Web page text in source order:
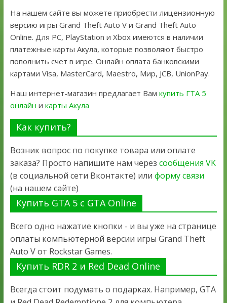
На нашем сайте вы можете приобрести лицензионную
версию игры Grand Theft Auto V и Grand Theft Auto
Online. Для PC, PlayStation и Xbox имеются в наличии
платежные карты Акула, которые позволяют быстро
пополнить счет в игре. Онлайн оплата банковскими
картами Visa, MasterCard, Maestro, Мир, JCB, UnionPay.
Наш интернет-магазин предлагает Вам купить ГТА 5
онлайн и карты Акула
Как купить?
Возник вопрос по покупке товара или оплате
заказа? Просто напишите нам через сообщения VK
(в социальной сети Вконтакте) или форму связи
(на нашем сайте)
Купить GTA 5 с GTA Online
Всего одно нажатие кнопки - и вы уже на странице
оплаты компьютерной версии игры Grand Theft
Auto V от Rockstar Games.
Купить RDR 2 и Red Dead Online
Всегда стоит подумать о подарках. Например, GTA